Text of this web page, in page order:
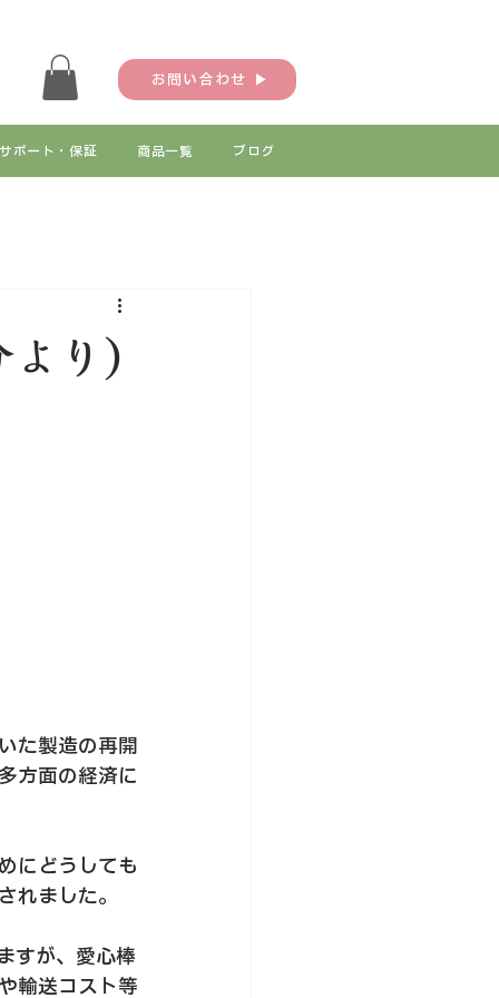
お問い合わせ ▶
サポート・保証 商品一覧 ブログ
より)
た製造の再開
方面の経済に
にどうしても
れました。
すが、愛心棒
輸送コスト等